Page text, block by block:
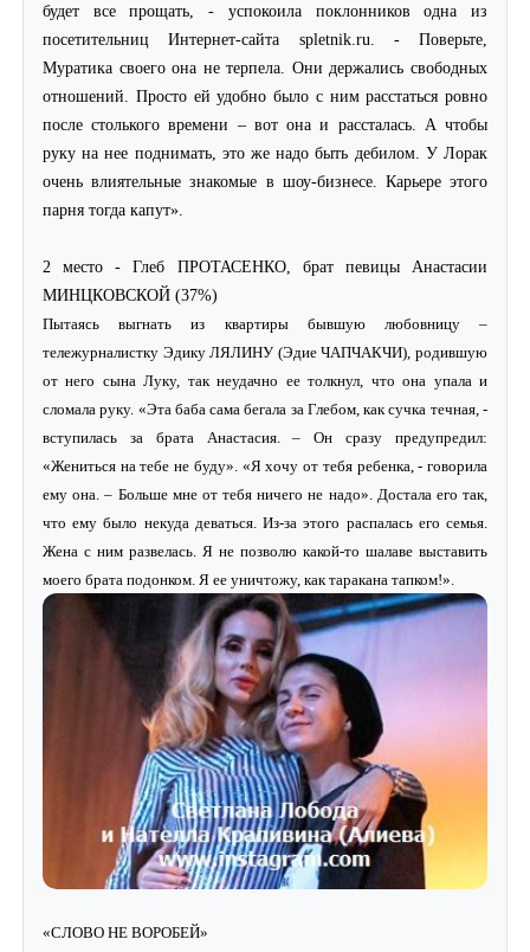
будет все прощать, - успокоила поклонников одна из
посетительниц Интернет-сайта spletnik.ru. - Поверьте,
Муратика своего она не терпела. Они держались свободных
отношений. Просто ей удобно было с ним расстаться ровно
после столького времени – вот она и рассталась. А чтобы
руку на нее поднимать, это же надо быть дебилом. У Лорак
очень влиятельные знакомые в шоу-бизнесе. Карьере этого
парня тогда капут».
2 место - Глеб ПРОТАСЕНКО, брат певицы Анастасии
МИНЦКОВСКОЙ (37%)
Пытаясь выгнать из квартиры бывшую любовницу –
тележурналистку Эдику ЛЯЛИНУ (Эдие ЧАПЧАКЧИ), родившую
от него сына Луку, так неудачно ее толкнул, что она упала и
сломала руку. «Эта баба сама бегала за Глебом, как сучка течная, -
вступилась за брата Анастасия. – Он сразу предупредил:
«Жениться на тебе не буду». «Я хочу от тебя ребенка, - говорила
ему она. – Больше мне от тебя ничего не надо». Достала его так,
что ему было некуда деваться. Из-за этого распалась его семья.
Жена с ним развелась. Я не позволю какой-то шалаве выставить
моего брата подонком. Я ее уничтожу, как таракана тапком!».
«СЛОВО НЕ ВОРОБЕЙ»